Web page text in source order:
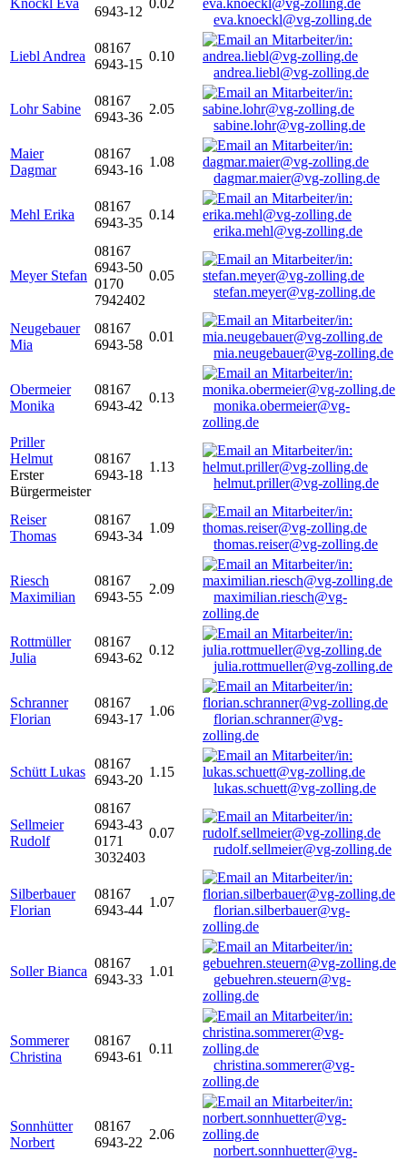
Knöckl Eva
6943-12
0.02
eva.knoeckl@vg-zolling.de
Liebl Andrea
08167
6943-15
0.10
andrea.liebl@vg-zolling.de
Lohr Sabine
08167
6943-36
2.05
sabine.lohr@vg-zolling.de
Maier
Dagmar
08167
6943-16
1.08
dagmar.maier@vg-zolling.de
Mehl Erika
08167
6943-35
0.14
erika.mehl@vg-zolling.de
Meyer Stefan
08167
6943-50
0170
7942402
0.05
stefan.meyer@vg-zolling.de
Neugebauer
Mia
08167
6943-58
0.01
mia.neugebauer@vg-zolling.de
Obermeier
Monika
08167
6943-42
0.13
monika.obermeier@vg-
zolling.de
Priller
Helmut
Erster
Bürgermeister
08167
6943-18
1.13
helmut.priller@vg-zolling.de
Reiser
Thomas
08167
6943-34
1.09
thomas.reiser@vg-zolling.de
Riesch
Maximilian
08167
6943-55
2.09
maximilian.riesch@vg-
zolling.de
Rottmüller
Julia
08167
6943-62
0.12
julia.rottmueller@vg-zolling.de
Schranner
Florian
08167
6943-17
1.06
florian.schranner@vg-
zolling.de
Schütt Lukas
08167
6943-20
1.15
lukas.schuett@vg-zolling.de
Sellmeier
Rudolf
08167
6943-43
0171
3032403
0.07
rudolf.sellmeier@vg-zolling.de
Silberbauer
Florian
08167
6943-44
1.07
florian.silberbauer@vg-
zolling.de
Soller Bianca
08167
6943-33
1.01
gebuehren.steuern@vg-
zolling.de
Sommerer
Christina
08167
6943-61
0.11
christina.sommerer@vg-
zolling.de
Sonnhütter
Norbert
08167
6943-22
2.06
norbert.sonnhuetter@vg-